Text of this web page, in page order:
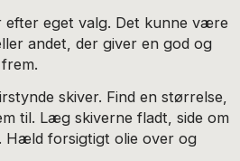
efter eget valg. Det kunne være
andet, der giver en god og
skiver. Find en størrelse,
til. Læg skiverne fladt, side om
Hæld forsigtigt olie over og